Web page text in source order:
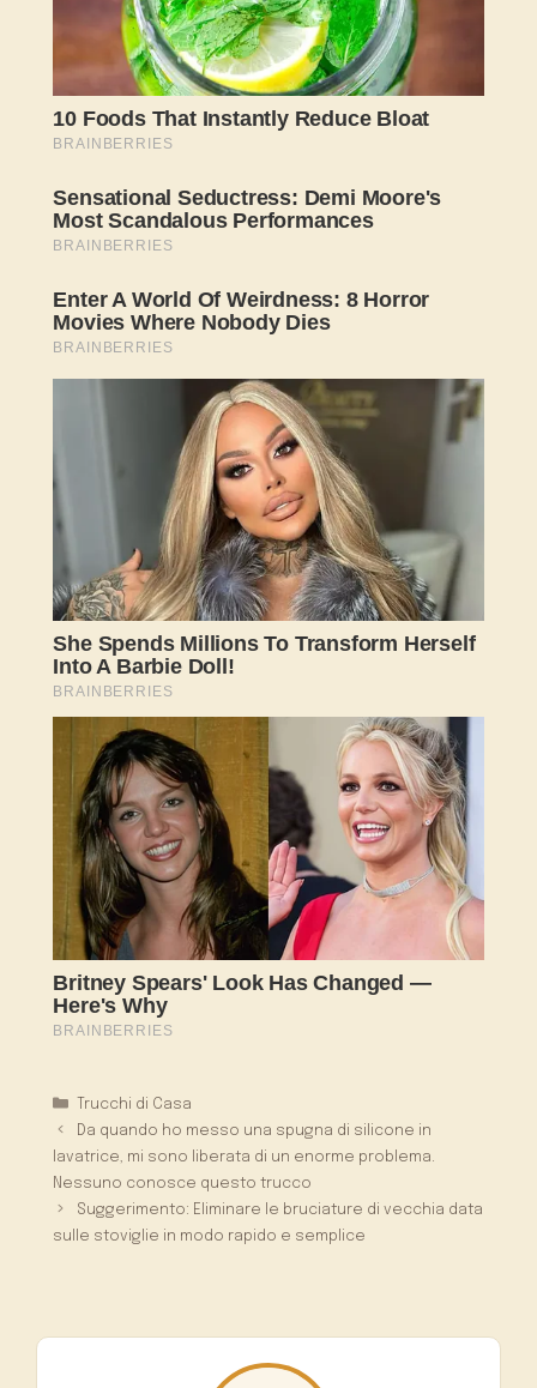
Categorie
Trucchi di Casa
Da quando ho messo una spugna di silicone in
lavatrice, mi sono liberata di un enorme problema.
Nessuno conosce questo trucco
Suggerimento: Eliminare le bruciature di vecchia data
sulle stoviglie in modo rapido e semplice